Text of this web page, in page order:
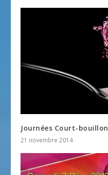
Journées Court-bouillon
21 novembre 2014